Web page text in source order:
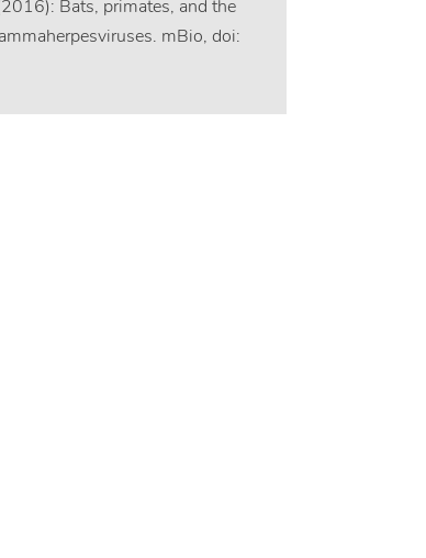
Bats, primates, and the
mBio, doi: